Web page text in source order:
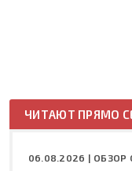
ЧИТАЮТ ПРЯМО
06.08.2026 | ОБЗОР